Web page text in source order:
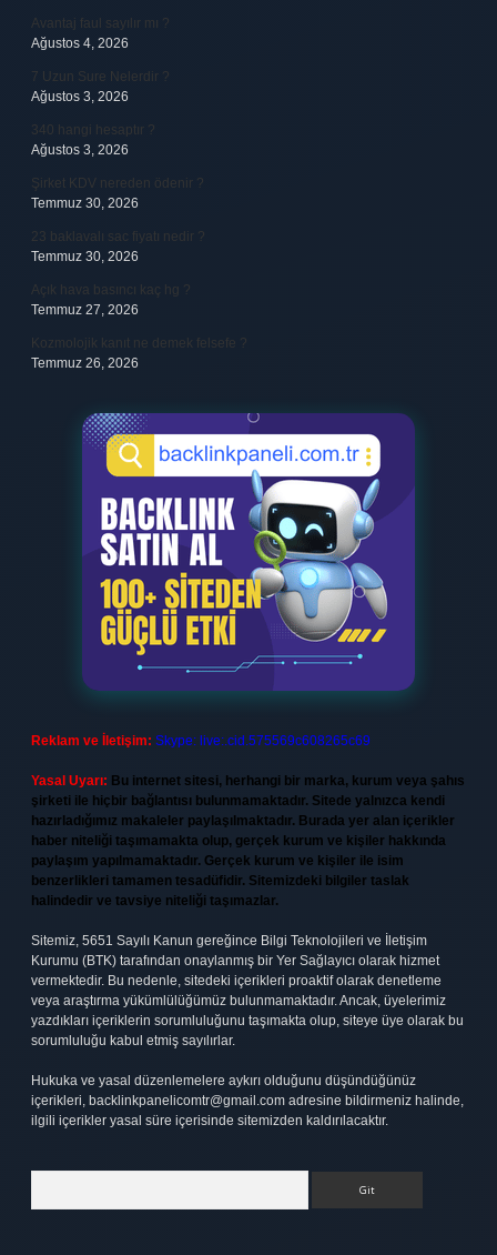
Avantaj faul sayılır mı ?
Ağustos 4, 2026
7 Uzun Sure Nelerdir ?
Ağustos 3, 2026
340 hangi hesaptır ?
Ağustos 3, 2026
Şirket KDV nereden ödenir ?
Temmuz 30, 2026
23 baklavalı sac fiyatı nedir ?
Temmuz 30, 2026
Açık hava basıncı kaç hg ?
Temmuz 27, 2026
Kozmolojik kanıt ne demek felsefe ?
Temmuz 26, 2026
Reklam ve İletişim: Skype: live:.cid.575569c608265c69
Yasal Uyarı: Bu internet sitesi, herhangi bir marka, kurum veya şahıs
şirketi ile hiçbir bağlantısı bulunmamaktadır. Sitede yalnızca kendi
hazırladığımız makaleler paylaşılmaktadır. Burada yer alan içerikler
haber niteliği taşımamakta olup, gerçek kurum ve kişiler hakkında
paylaşım yapılmamaktadır. Gerçek kurum ve kişiler ile isim
benzerlikleri tamamen tesadüfidir. Sitemizdeki bilgiler taslak
halindedir ve tavsiye niteliği taşımazlar.
Sitemiz, 5651 Sayılı Kanun gereğince Bilgi Teknolojileri ve İletişim
Kurumu (BTK) tarafından onaylanmış bir Yer Sağlayıcı olarak hizmet
vermektedir. Bu nedenle, sitedeki içerikleri proaktif olarak denetleme
veya araştırma yükümlülüğümüz bulunmamaktadır. Ancak, üyelerimiz
yazdıkları içeriklerin sorumluluğunu taşımakta olup, siteye üye olarak bu
sorumluluğu kabul etmiş sayılırlar.
Hukuka ve yasal düzenlemelere aykırı olduğunu düşündüğünüz
içerikleri, backlinkpanelicomtr@gmail.com adresine bildirmeniz halinde,
ilgili içerikler yasal süre içerisinde sitemizden kaldırılacaktır.